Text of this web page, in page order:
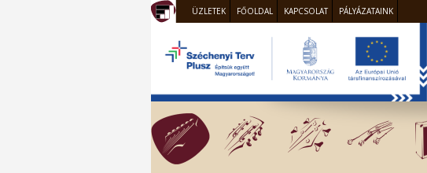
ÜZLETEK FŐOLDAL KAPCSOLAT PÁLYÁZATAINK